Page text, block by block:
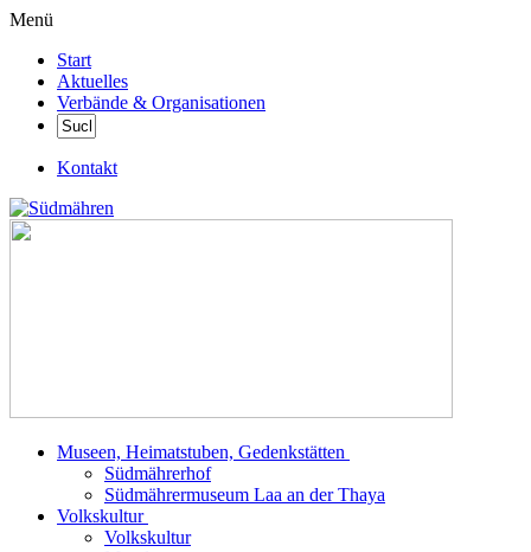
Menü
Start
Aktuelles
Verbände & Organisationen
Kontakt
Museen, Heimatstuben, Gedenkstätten
Südmährerhof
Südmährermuseum Laa an der Thaya
Volkskultur
Volkskultur